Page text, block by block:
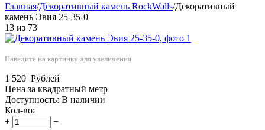
Главная/Декоративный камень RockWalls/Декоративный
камень Эвия 25-35-0
13 из 73
Наведите на картинку для увеличения
1 520 Рублей
Цена за квадратный метр
Доступность: В наличии
Кол-во:
+
−